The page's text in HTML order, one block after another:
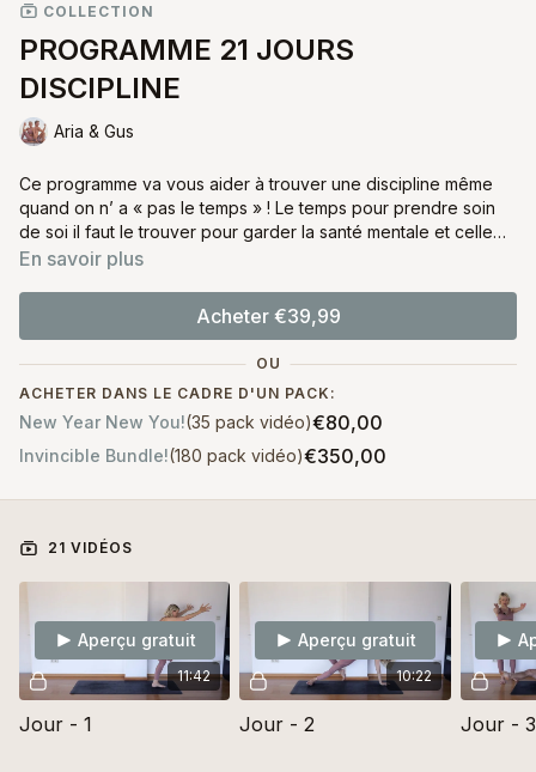
COLLECTION
PROGRAMME 21 JOURS
DISCIPLINE
Aria & Gus
Ce programme va vous aider à trouver une discipline même
quand on n’ a « pas le temps » ! Le temps pour prendre soin
de soi il faut le trouver pour garder la santé mentale et celle
du corps. Donc motivez vous et après ce programme vous
En savoir plus
Acheter €39,99
OU
ACHETER DANS LE CADRE D'UN PACK:
New Year New You!(35 pack vidéo)€80,00
Invincible Bundle!(180 pack vidéo)€350,00
21 VIDÉOS
11:42
Aperçu gratuit
Jour - 1
10:22
Aperçu gratuit
Jour - 2 Jour - 3